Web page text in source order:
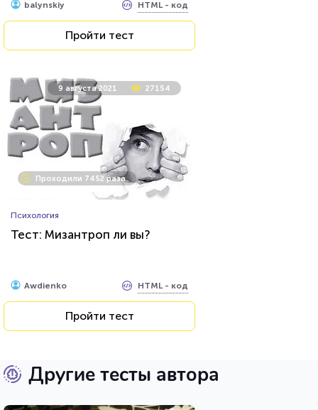
balynskiy HTML - код
Пройти тест
9 августа 2021 27154
Проходили 7452 раза
Психология
Тест: Мизантроп ли вы?
Awdienko HTML - код
Пройти тест
Другие тесты автора